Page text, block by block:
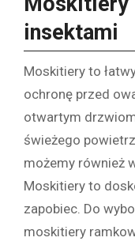
insektami
Moskitiery to
ochronę przed
otwartym
świeżego
możemy również
Moskitiery to
zapobiec. Do
moskitiery